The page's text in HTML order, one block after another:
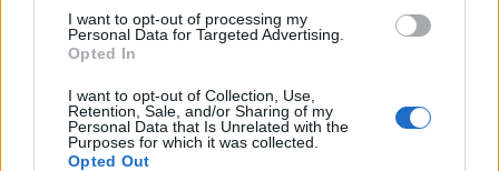
I want to opt-out of processing my
Personal Data for Targeted Advertising.
Opted In
I want to opt-out of Collection, Use,
Retention, Sale, and/or Sharing of my
Personal Data that Is Unrelated with the
Purposes for which it was collected.
Opted Out
Ranking de The B-52's TOP Música